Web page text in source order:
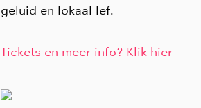
geluid en lokaal lef.
Tickets en meer info? Klik hier